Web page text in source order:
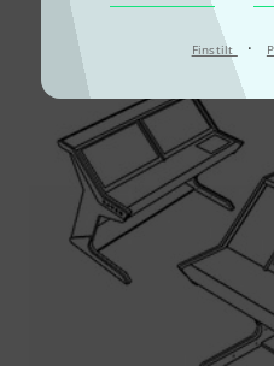
Finstilt ·